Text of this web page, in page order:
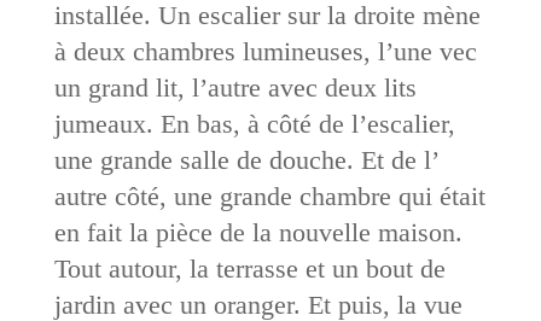
installée. Un escalier sur la droite mène
à deux chambres lumineuses, l’une vec
un grand lit, l’autre avec deux lits
jumeaux. En bas, à côté de l’escalier,
une grande salle de douche. Et de l’
autre côté, une grande chambre qui était
en fait la pièce de la nouvelle maison.
Tout autour, la terrasse et un bout de
jardin avec un oranger. Et puis, la vue